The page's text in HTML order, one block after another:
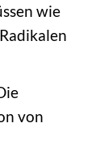
wie
von